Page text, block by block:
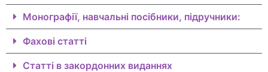
Монографії, навчальні посібники, підручники:
Фахові статті
Статті в закордонних виданнях